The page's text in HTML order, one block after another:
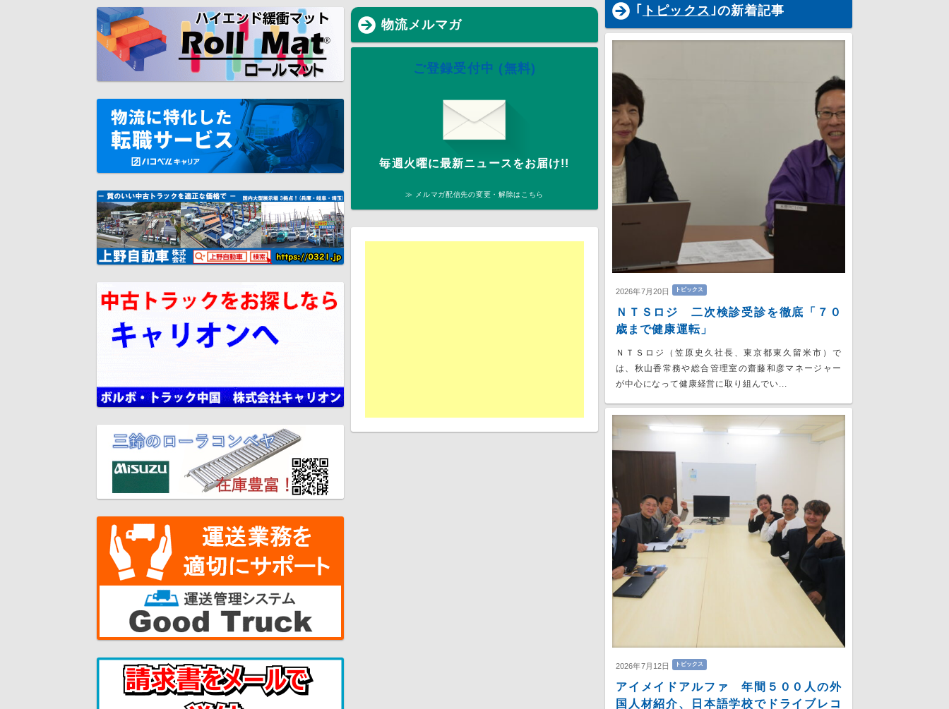
｢ トピックス ｣の新着記事
2026年7月20日 トピックス
ＮＴＳロジ 二次検診受診を徹底「７０
歳まで健康運転」
ＮＴＳロジ（笠原史久社長、東京都東久留米市）で
は、秋山香常務や総合管理室の齋藤和彦マネージャー
が中心になって健康経営に取り組んでい...
2026年7月12日 トピックス
アイメイドアルファ 年間５００人の外
国人材紹介、日本語学校でドライブレコ
物流メルマガ
ご登録受付中 (無料)
毎週火曜に最新ニュースをお届け!!
≫ メルマガ配信先の変更・解除はこちら